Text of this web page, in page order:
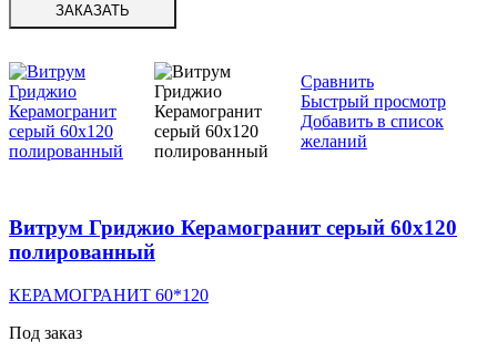
ЗАКАЗАТЬ
Сравнить
Быстрый просмотр
Добавить в список
желаний
Витрум Гриджио Керамогранит серый 60х120
полированный
КЕРАМОГРАНИТ 60*120
Под заказ